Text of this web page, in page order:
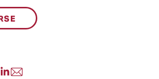
Compartir publicación en LinkedIn
Compartir entrada por correo